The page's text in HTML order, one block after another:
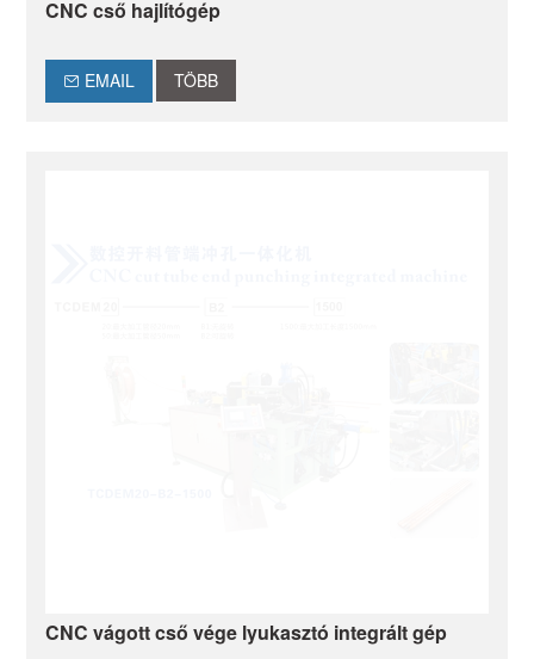
CNC cső hajlítógép
EMAIL TÖBB
CNC vágott cső vége lyukasztó integrált gép